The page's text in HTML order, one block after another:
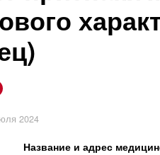
2024
Название и адрес